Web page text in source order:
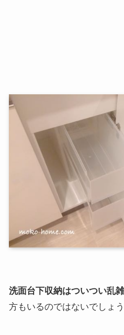
洗面台下収納はついつい乱雑
方もいるのではないでしょう